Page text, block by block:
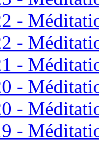
-
-
-
-
-
-